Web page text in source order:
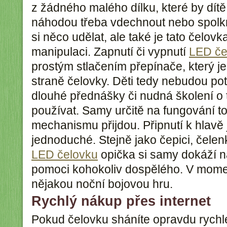
z žádného malého dílku, které by
náhodou třeba vdechnout nebo
si něco udělat, ale také je tato
manipulaci. Zapnutí či vypnutí LED
prostým stlačením přepínače, který
straně čelovky. Děti tedy nebudou
dlouhé přednášky či nudná školení
používat. Samy určitě na fungování
mechanismu přijdou. Připnutí k
jednoduché. Stejně jako čepici,
LED čelovku opička si samy dokáží
pomoci kohokoliv dospělého. V
nějakou noční bojovou hru.
Rychlý nákup přes internet
Pokud čelovku sháníte opravdu